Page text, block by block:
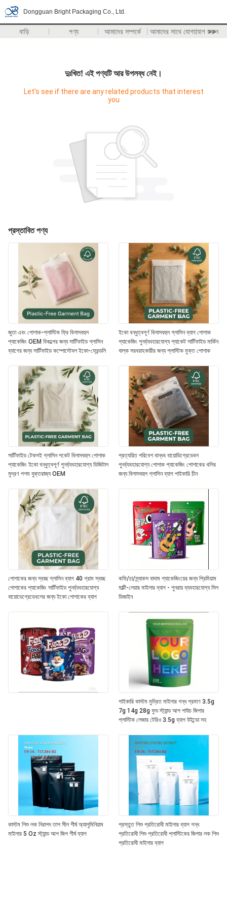
Dongguan Bright Packaging Co., Ltd.
বাড়ি পণ্য আমাদের সম্পর্কে আমাদের সাথে যোগাযোগ করুন
>>
দুঃখিত! এই পণ্যটি আর উপলব্ধ নেই।
Let's see if there are any related products that interest
you
প্রস্তাবিত পণ্য
জুতা এবং পোশাক-প্লাস্টিক ফ্রি বিলাসবহুল
প্যাকেজিং OEM বিকল্পের জন্য সার্টিফাইড গ্লাসিন
ব্যাগের জন্য সার্টিফাইড কম্পোস্টেবল ইকো-ফ্রেন্ডলি
ইকো বন্ধুত্বপূর্ণ বিলাসবহুল গ্লাসিন ব্যাগ পোশাক
প্যাকেজিং পুনর্ব্যবহারযোগ্য প্যাকেট সার্টিফাইড মার্কিন
বাল্ক সরবরাহকারীর জন্য প্লাস্টিক মুক্ত পোশাক
সার্টিফাইড টেকসই গ্লাসিন পকেট বিলাসবহুল পোশাক
প্যাকেজিং ইকো বন্ধুত্বপূর্ণ পুনর্ব্যবহারযোগ্য ডিজিটাল
মুদ্রণ পশম যুক্তরাজ্য OEM
প্রত্যয়িত পরিবেশ বান্ধব বায়োডিগ্রেডেবল
পুনর্ব্যবহারযোগ্য পোশাক প্যাকেজিং পোশাকের থলির
জন্য বিলাসবহুল গ্লাসিন ব্যাগ পাইকারি চীন
পোশাকের জন্য স্বচ্ছ গ্লাসিন ব্যাগ 40 গ্রাম স্বচ্ছ
পোশাকের প্যাকেজিং সার্টিফাইড পুনর্ব্যবহারযোগ্য
বায়োডেগ্রেডেবলের জন্য ইকো পোশাকের ব্যাগ
কফি/চা/স্ন্যাকস বাদাম প্যাকেজিংয়ের জন্য প্রিমিয়াম
মাল্টি-লেয়ার মাইলার ব্যাগ - পুনরায় ব্যবহারযোগ্য সিল
ডিজাইন
পাইকারি কাস্টম মুদ্রিত মাইলার গন্ধ প্রমাণ 3.5g
7g 14g 28g ফুড স্ট্যান্ড আপ পাউচ জিপার
প্লাস্টিক লেজার টেরিও 3.5g ব্যাগ উইন্ডো সহ
কাস্টম শিশু লক নিরাপদ তাপ সীল শীর্ষ অ্যালুমিনিয়াম
মাইলার 5 Oz স্ট্যান্ড আপ জিপ শীর্ষ ব্যাগ
প্রস্তুত শিশু প্রতিরোধী মাইলার ব্যাগ গন্ধ
প্রতিরোধী শিশু প্রতিরোধী প্লাস্টিকের জিপার লক শিশু
প্রতিরোধী মাইলার ব্যাগ